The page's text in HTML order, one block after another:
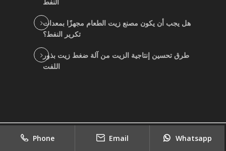
هل يجب أن يكون مصنع زيت الطعام مجهزًا بمعدات
تكرير النفط؟
طرق تحسين إنتاجية الزيت من آلة ضغط زيت بذور
اللفت
copyright 2022 جيد بيع موردي آلة الزيت النباتي|
Phone Email Whatsapp